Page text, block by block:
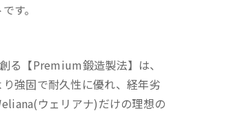
す。
る【Premium鍛造製法】は、
強固で耐久性に優れ、経年劣
ウェリアナ)だけの理想の